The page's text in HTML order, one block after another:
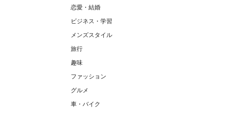
恋愛・結婚
ビジネス・学習
メンズスタイル
旅行
趣味
ファッション
グルメ
車・バイク